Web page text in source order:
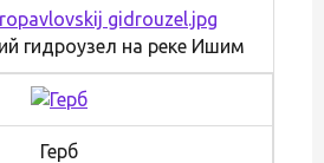
гидроузел на реке Ишим
Герб